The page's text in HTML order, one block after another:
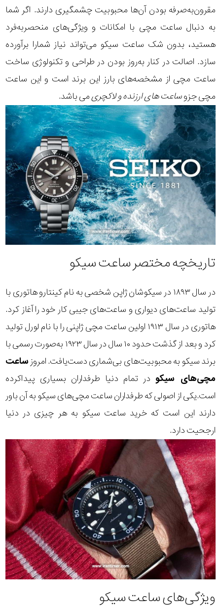
مقرون‌به‌صرفه بودن آن‌ها محبوبیت چشمگیری دارند. اگر شما
به دنبال ساعت مچی با امکانات و ویژگی‌های منحصربه‌فرد
هستید، بدون شک ساعت سیکو می‌تواند نیاز شمارا برآورده
سازد. اصالت در کنار به‌روز بودن در طراحی و تکنولوژی ساخت
ساعت مچی از مشخصه‌های بارز این برند است و این ساعت
مچی جزوساعت های ارزنده و لاکچریمی باشد.
تاریخچه مختصر ساعت سیکو
در سال ۱۸۹۳ در سیکوشان ژاپن شخصی به نام کینتارو هاتوری با
تولید ساعت‌های دیواری و ساعت‌های جیبی کار خود را آغاز کرد.
هاتوری در سال ۱۹۱۳ اولین ساعت مچی ژاپنی را با نام لورل تولید
کرد و بعد از گذشت حدود ۱۰ سال در سال ۱۹۲۳ به‌صورت رسمی با
برند سیکو به محبوبیت‌های بی‌شماری دست‌یافت. امروز ساعت
مچی‌های سیکو در تمام دنیا طرفداران بسیاری پیداکرده
است.یکی از اصولی که طرفداران ساعت مچی‌های سیکو به آن باور
دارند این است که خرید ساعت سیکو به هر چیزی در دنیا
ارجحیت دارد.
ویژگی‌های ساعت سیکو